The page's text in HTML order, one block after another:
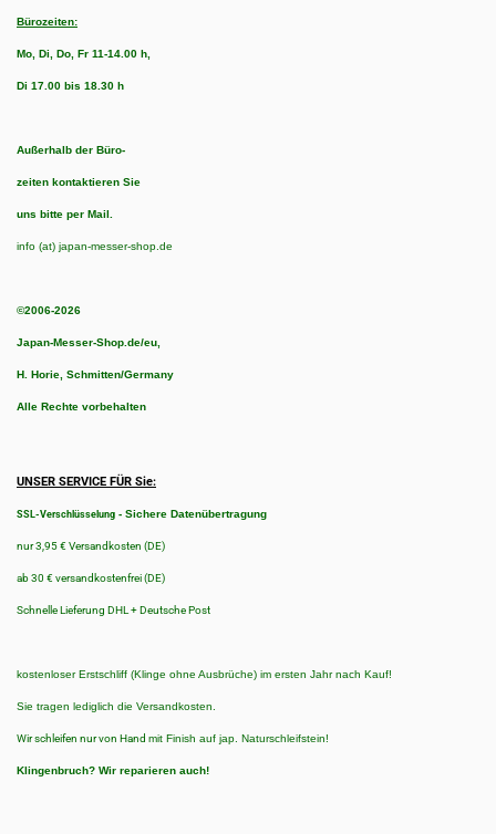
Bürozeiten:
Mo, Di, Do, Fr 11-14.00 h,
Di 17.00 bis 18.30 h
Außerhalb der Büro-
zeiten kontaktieren Sie
uns bitte per Mail.
info (at) japan-messer-shop.de
©2006-2026
Japan-Messer-Shop.de/eu,
H. Horie, Schmitten/Germany
Alle Rechte vorbehalten
UNSER SERVICE FÜR Sie:
SSL-Verschlüsselung - Sichere Datenübertragung
nur 3,95 € Versandkosten (DE)
ab 30 € versandkostenfrei (DE)
Schnelle Lieferung DHL + Deutsche Post
kostenloser Erstschliff (Klinge ohne Ausbrüche) im ersten Jahr nach Kauf!
Sie tragen lediglich die Versandkosten.
Wir schleifen nur von Hand mit Finish auf jap. Naturschleifstein!
Klingenbruch? Wir reparieren auch!